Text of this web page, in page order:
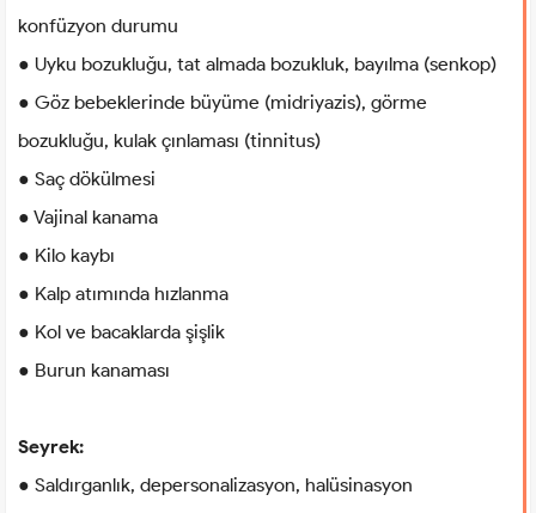
konfüzyon durumu
● Uyku bozukluğu, tat almada bozukluk, bayılma (senkop)
● Göz bebeklerinde büyüme (midriyazis), görme
bozukluğu, kulak çınlaması (tinnitus)
● Saç dökülmesi
● Vajinal kanama
● Kilo kaybı
● Kalp atımında hızlanma
● Kol ve bacaklarda şişlik
● Burun kanaması
Seyrek:
● Saldırganlık, depersonalizasyon, halüsinasyon